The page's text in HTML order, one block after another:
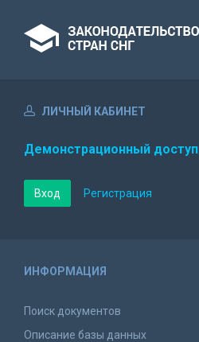
ЛИЧНЫЙ КАБИНЕТ
Демонстрационный доступ
Вход Регистрация
ИНФОРМАЦИЯ
Поиск документов
Описание базы данных